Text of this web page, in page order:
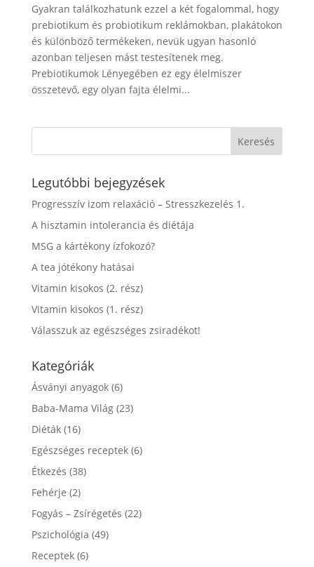
Gyakran találkozhatunk ezzel a két fogalommal, hogy
prebiotikum és probiotikum reklámokban, plakátokon
és különböző termékeken, nevük ugyan hasonló
azonban teljesen mást testesítenek meg.
Prebiotikumok Lényegében ez egy élelmiszer
összetevő, egy olyan fajta élelmi...
Legutóbbi bejegyzések
Progresszív izom relaxáció – Stresszkezelés 1.
A hisztamin intolerancia és diétája
MSG a kártékony ízfokozó?
A tea jótékony hatásai
Vitamin kisokos (2. rész)
Vitamin kisokos (1. rész)
Válasszuk az egészséges zsiradékot!
Kategóriák
Ásványi anyagok(6)
Baba-Mama Világ(23)
Diéták(16)
Egészséges receptek(6)
Étkezés (38)
Fehérje (2)
Fogyás – Zsírégetés (22)
Pszichológia (49)
Receptek(6)